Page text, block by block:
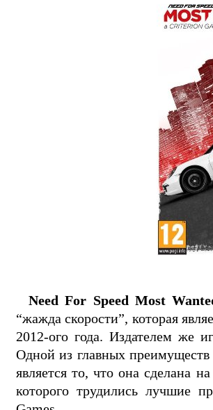
Need For Speed Most
“жажда скорости”, которая
2012-ого года. Издателем же
Одной из главных
является то, что она сделана
которого трудились лучшие